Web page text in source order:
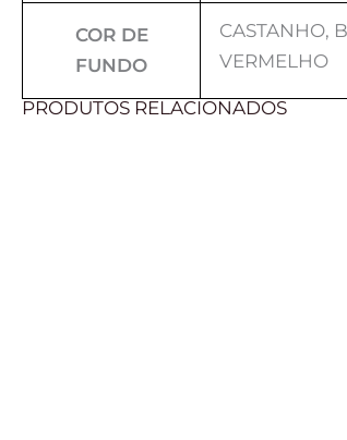
COR DE
FUNDO
CASTANHO,
VERMELHO
PRODUTOS RELACIONADOS